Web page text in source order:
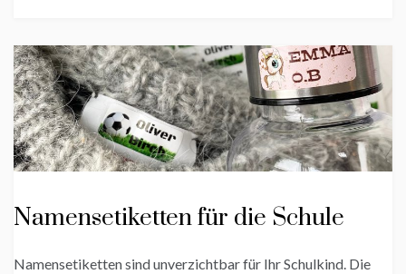
Namensetiketten für die Schule
Namensetiketten sind unverzichtbar für Ihr Schulkind. Die